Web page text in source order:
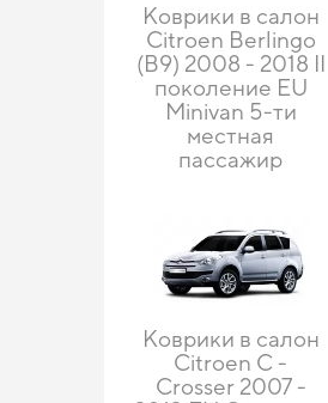
Коврики в салон
Citroen Berlingo
(B9) 2008 - 2018 II
поколение EU
Minivan 5-ти
местная
пассажир
Коврики в салон
Citroen C -
Crosser 2007 -